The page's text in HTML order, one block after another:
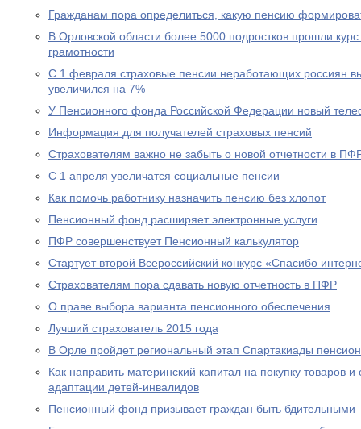
Гражданам пора определиться, какую пенсию
В Орловской области более 5000 подростков прошли
грамотности
С 1 февраля страховые пенсии неработающих россиян
увеличился на 7%
У Пенсионного фонда Российской Федерации новый
Информация для получателей страховых пенсий
Страхователям важно не забыть о новой отчетности в
С 1 апреля увеличатся социальные пенсии
Как помочь работнику назначить пенсию без хлопот
Пенсионный фонд расширяет электронные услуги
ПФР совершенствует Пенсионный калькулятор
Стартует второй Всероссийский конкурс «Спасибо
Страхователям пора сдавать новую отчетность в ПФР
О праве выбора варианта пенсионного обеспечения
Лучший страхователь 2015 года
В Орле пройдет региональный этап Спартакиады
Как направить материнский капитал на покупку товаров
адаптации детей-инвалидов
Пенсионный фонд призывает граждан быть бдительными